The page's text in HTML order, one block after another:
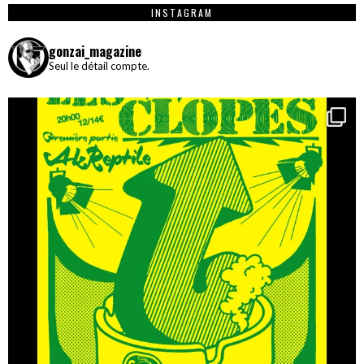
INSTAGRAM
gonzai_magazine
Seul le détail compte.